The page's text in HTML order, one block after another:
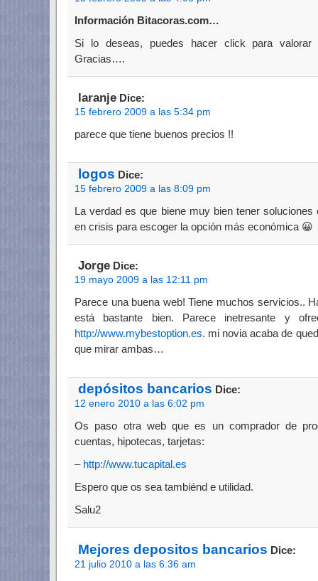
Información Bitacoras.com…
Si lo deseas, puedes hacer click para valorar
Gracias….
laranje Dice:
15 febrero 2009 a las 5:34 pm
parece que tiene buenos precios !!
logos Dice:
15 febrero 2009 a las 8:09 pm
La verdad es que biene muy bien tener
en crisis para escoger la opción más económica 😀
Jorge Dice:
19 mayo 2009 a las 12:11 pm
Parece una buena web! Tiene muchos servicios..
está bastante bien. Parece inetresante y
http://www.mybestoption.es. mi novia acaba de
que mirar ambas…
depósitos bancarios Dice:
12 enero 2010 a las 6:02 pm
Os paso otra web que es un comprador de
cuentas, hipotecas, tarjetas:
– http://www.tucapital.es
Espero que os sea tambiénd e utilidad.
Salu2
Mejores depositos bancarios Dice:
21 julio 2010 a las 6:36 am